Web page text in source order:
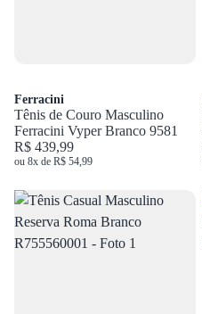
Ferracini
Tênis de Couro Masculino
Ferracini Vyper Branco 9581
R$ 439,99
ou 8x de R$ 54,99